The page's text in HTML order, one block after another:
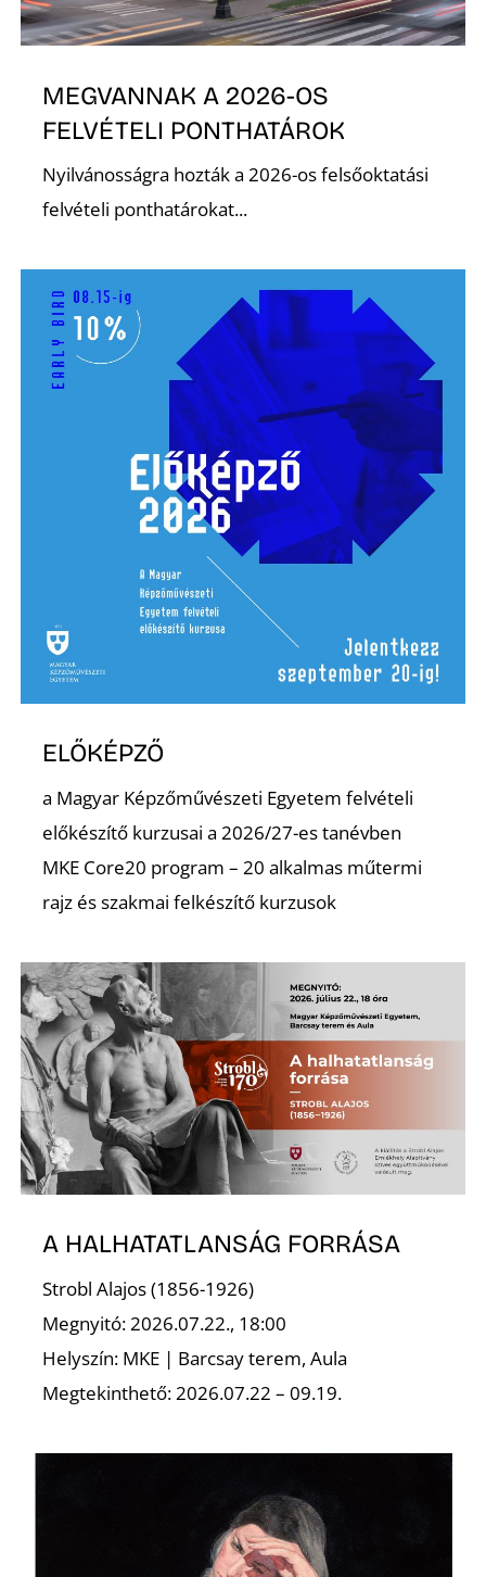
MEGVANNAK A 2026-OS
FELVÉTELI PONTHATÁROK
Nyilvánosságra hozták a 2026-os felsőoktatási
felvételi ponthatárokat...
ELŐKÉPZŐ
a Magyar Képzőművészeti Egyetem felvételi
előkészítő kurzusai a 2026/27-es tanévben
MKE Core20 program – 20 alkalmas műtermi
rajz és szakmai felkészítő kurzusok
A HALHATATLANSÁG FORRÁSA
Strobl Alajos (1856-1926)
Megnyitó: 2026.07.22., 18:00
Helyszín: MKE | Barcsay terem, Aula
Megtekinthető: 2026.07.22 – 09.19.